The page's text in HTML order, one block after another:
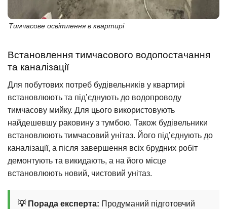
Тимчасове освітлення в квартирі
Встановлення тимчасового водопостачання
та каналізації
Для побутових потреб будівельників у квартирі
встановлюють та під’єднують до водопроводу
тимчасову мийку. Для цього використовують
найдешевшу раковину з тумбою. Також будівельники
встановлюють тимчасовий унітаз. Його під’єднують до
каналізації, а після завершення всіх брудних робіт
демонтують та викидають, а на його місце
встановлюють новий, чистовий унітаз.
💡 Порада експерта: Продуманий підготовчий